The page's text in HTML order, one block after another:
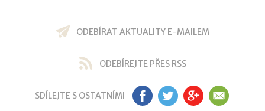
ODEBÍRAT AKTUALITY E-MAILEM
ODEBÍREJTE PŘES RSS
SDÍLEJTE S OSTATNÍMI FB TW GP EM